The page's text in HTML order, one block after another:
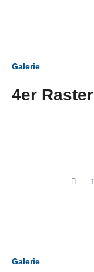
Galerie
4er Raster
1
Galerie